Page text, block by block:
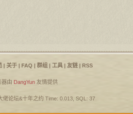
| 关于 | FAQ | 群组 | 工具 | 友链 | RSS
器由 DangYun 友情提供
佬论坛&十年之约Time: 0.013, SQL: 37